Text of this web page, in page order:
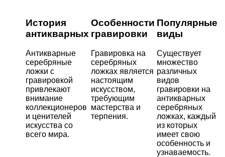
История
антикварных
Антикварные
серебряные
ложки с
гравировкой
привлекают
внимание
коллекционеров
и ценителей
искусства со
всего мира.
Особенности
гравировки
Гравировка на
серебряных
ложках является
настоящим
искусством,
требующим
мастерства и
терпения.
Популярные
виды
Существует
множество
различных
видов
гравировки на
антикварных
серебряных
ложках, каждый
из которых
имеет свою
особенность и
узнаваемость.